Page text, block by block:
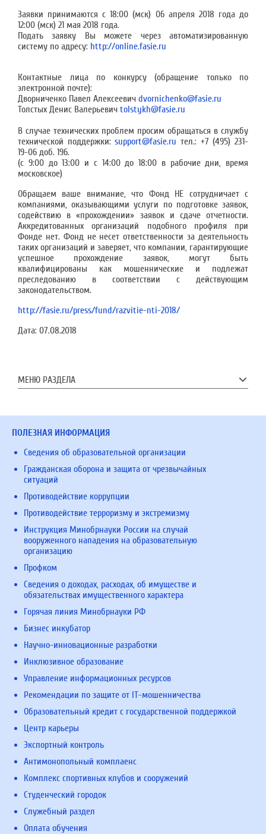
Заявки принимаются с 18:00 (мск) 06 апреля 2018 года до
12:00 (мск) 21 мая 2018 года.
Подать заявку Вы можете через автоматизированную
систему по адресу: http://online.fasie.ru
Контактные лица по конкурсу (обращение только по
электронной почте):
Дворниченко Павел Алексеевич dvornichenko@fasie.ru
Толстых Денис Валерьевич tolstykh@fasie.ru
В случае технических проблем просим обращаться в службу
технической поддержки:support@fasie.ru тел.: +7 (495) 231-
19-06 доб. 196.
(с 9:00 до 13:00 и с 14:00 до 18:00 в рабочие дни, время
московское)
Обращаем ваше внимание, что Фонд НЕ сотрудничает с
компаниями, оказывающими услуги по подготовке заявок,
содействию в «прохождении» заявок и сдаче отчетности.
Аккредитованных организаций подобного профиля при
Фонде нет. Фонд не несет ответственности за деятельность
таких организаций и заверяет, что компании, гарантирующие
успешное прохождение заявок, могут быть
квалифицированы как мошеннические и подлежат
преследованию в соответствии с действующим
законодательством.
http://fasie.ru/press/fund/razvitie-nti-2018/
Дата: 07.08.2018
МЕНЮ РАЗДЕЛА
ПОЛЕЗНАЯ ИНФОРМАЦИЯ
Сведения об образовательной организации
Гражданская оборона и защита от чрезвычайных
ситуаций
Противодействие коррупции
Противодействие терроризму и экстремизму
Инструкция Минобрнауки России на случай
вооруженного нападения на образовательную
организацию
Профком
Сведения о доходах, расходах, об имуществе и
обязательствах имущественного характера
Горячая линия Минобрнауки РФ
Бизнес инкубатор
Научно-инновационные разработки
Инклюзивное образование
Управление информационных ресурсов
Рекомендации по защите от IT-мошенничества
Образовательный кредит с государственной поддержкой
Центр карьеры
Экспортный контроль
Антимонопольный комплаенс
Комплекс спортивных клубов и сооружений
Студенческий городок
Служебный раздел
Оплата обучения